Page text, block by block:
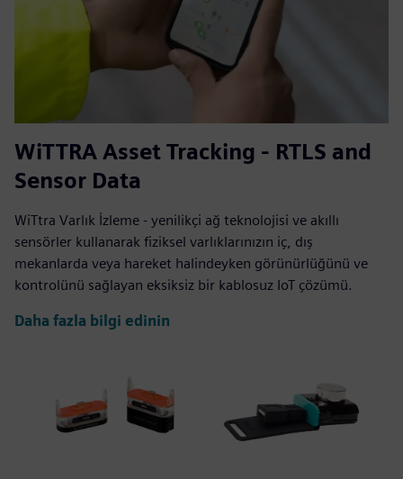
WiTTRA Asset Tracking - RTLS and
Sensor Data
WiTtra Varlık İzleme - yenilikçi ağ teknolojisi ve akıllı
sensörler kullanarak fiziksel varlıklarınızın iç, dış
mekanlarda veya hareket halindeyken görünürlüğünü ve
kontrolünü sağlayan eksiksiz bir kablosuz IoT çözümü.
Daha fazla bilgi edinin